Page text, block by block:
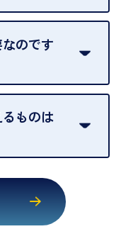
お気軽にお申し出
ております。
りますが、店頭買
安です。大量の
くことがございま
のです
様のご本人確認を
。安心してお取引
いいたします。
ものは